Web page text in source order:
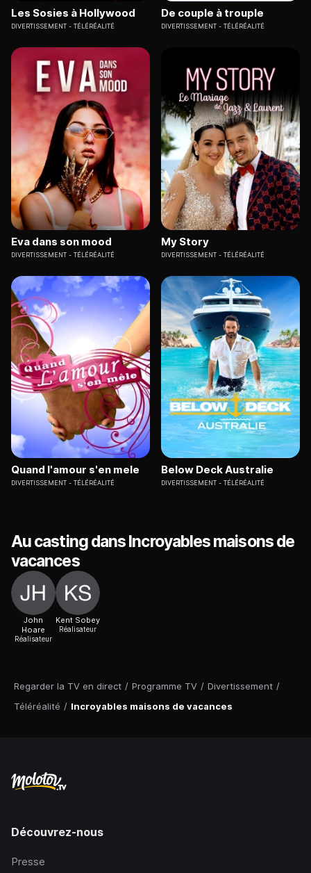
Regarder la TV en direct / Programme TV / Divertissement /
Téléréalité / Incroyables maisons de vacances
Les Sosies à Hollywood
DIVERTISSEMENT TÉLÉRÉALITÉ
De couple à trouple
DIVERTISSEMENT TÉLÉRÉALITÉ
Eva dans son mood
DIVERTISSEMENT TÉLÉRÉALITÉ
My Story
DIVERTISSEMENT TÉLÉRÉALITÉ
Quand l'amour s'en mele
DIVERTISSEMENT TÉLÉRÉALITÉ
Below Deck Australie
DIVERTISSEMENT TÉLÉRÉALITÉ
Au casting dans Incroyables maisons de
vacances
John
Hoare
Réalisateur
Kent Sobey
Réalisateur
Découvrez-nous
Presse